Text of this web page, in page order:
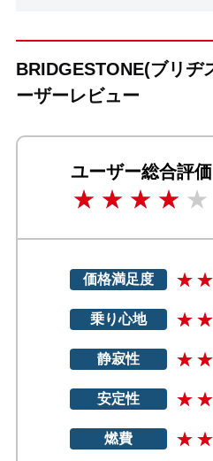
BRIDGESTONE(ブリヂ
ーザーレビュー
ユーザー総合評価
価格満足度
乗り心地
静寂性
安定性
燃費